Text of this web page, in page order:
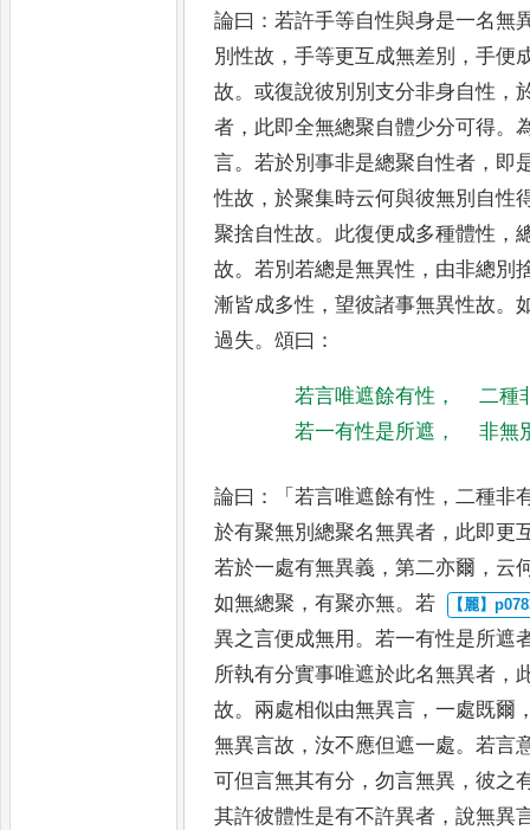
論曰 ：若許手等自性與身是一名無
別性故 ，手等更互成無差別 ，手便
故。或復說彼別別支分非身自性 ，
者 ， 此即全無總聚自體少分可得。
言。若於別事非是總聚自性者 ， 即
性故 ，於聚集時云何與彼無別自性
聚捨自性故。 此復便成多種體性 ，
故。若別若總是無異性 ， 由非總別
漸皆成多性 ，望彼諸事無異性故。
過失。頌曰 ：
若言唯遮餘有性 ，
二種
若一有性是所遮 ， 非無
論曰 ：「若言唯遮餘有性 ，二種非
於有聚無別總聚名無異者 ， 此即更
若於一處有無異義 ，第二亦爾 ， 云
如無總聚 ，有聚亦無。若
異之言便成無用 。若一有性是所遮
所執有分實事唯遮於此名無異者 ，
故。 兩處相似由無異言 ，一處既爾
無異言故 ，汝不應但遮一處。若言
可但言無其有分 ，勿言無異 ，彼之
其許彼體性是有不許異者 ，說無異